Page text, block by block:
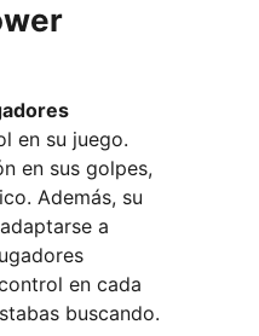
en su juego.
en sus golpes,
su
a
en cada
buscando.